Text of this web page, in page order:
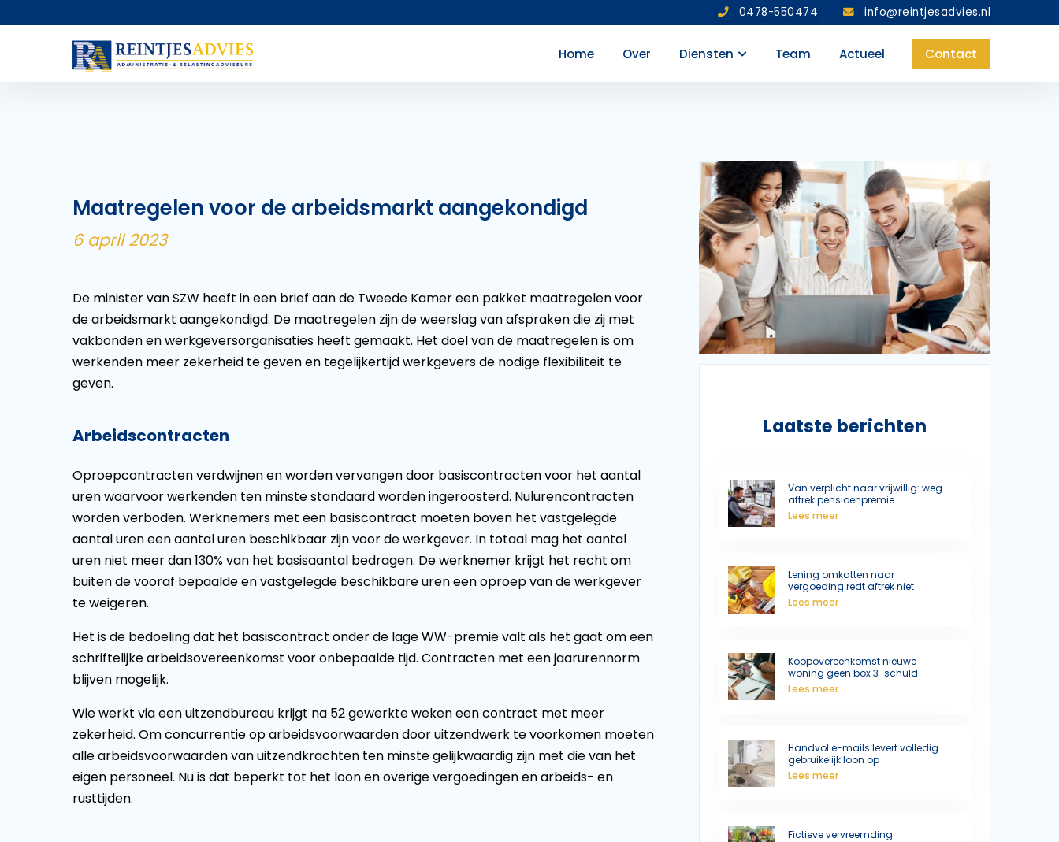
0478-550474 info@reintjesadvies.nl
Home Over Diensten Team Actueel Contact
Maatregelen voor de arbeidsmarkt aangekondigd
6 april 2023
De minister van SZW heeft in een brief aan de Tweede Kamer een pakket maatregelen voor
de arbeidsmarkt aangekondigd. De maatregelen zijn de weerslag van afspraken die zij met
vakbonden en werkgeversorganisaties heeft gemaakt. Het doel van de maatregelen is om
werkenden meer zekerheid te geven en tegelijkertijd werkgevers de nodige flexibiliteit te
geven.
Arbeidscontracten
Oproepcontracten verdwijnen en worden vervangen door basiscontracten voor het aantal
uren waarvoor werkenden ten minste standaard worden ingeroosterd. Nulurencontracten
worden verboden. Werknemers met een basiscontract moeten boven het vastgelegde
aantal uren een aantal uren beschikbaar zijn voor de werkgever. In totaal mag het aantal
uren niet meer dan 130% van het basisaantal bedragen. De werknemer krijgt het recht om
buiten de vooraf bepaalde en vastgelegde beschikbare uren een oproep van de werkgever
te weigeren.
Het is de bedoeling dat het basiscontract onder de lage WW-premie valt als het gaat om een
schriftelijke arbeidsovereenkomst voor onbepaalde tijd. Contracten met een jaarurennorm
blijven mogelijk.
Wie werkt via een uitzendbureau krijgt na 52 gewerkte weken een contract met meer
zekerheid. Om concurrentie op arbeidsvoorwaarden door uitzendwerk te voorkomen moeten
alle arbeidsvoorwaarden van uitzendkrachten ten minste gelijkwaardig zijn met die van het
eigen personeel. Nu is dat beperkt tot het loon en overige vergoedingen en arbeids- en
rusttijden.
Laatste berichten
Van verplicht naar vrijwillig: weg
aftrek pensioenpremie
Lees meer
Lening omkatten naar
vergoeding redt aftrek niet
Lees meer
Koopovereenkomst nieuwe
woning geen box 3-schuld
Lees meer
Handvol e-mails levert volledig
gebruikelijk loon op
Lees meer
Fictieve vervreemding